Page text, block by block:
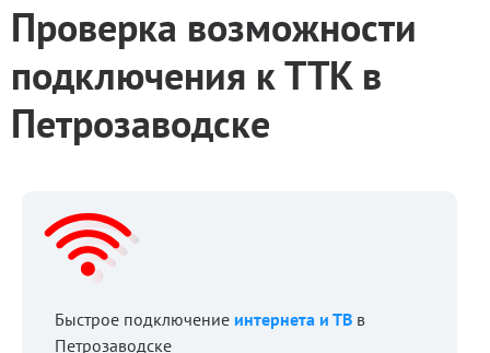
Проверка возможности
подключения к ТТК в
Петрозаводске
Быстрое подключение интернета и ТВ в
Петрозаводске